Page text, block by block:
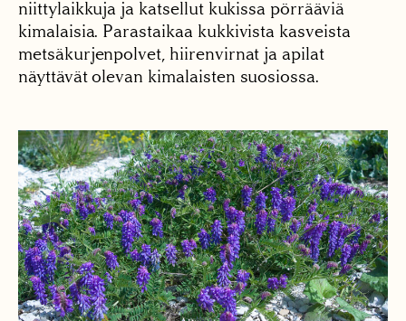
niittylaikkuja ja katsellut kukissa pörrääviä
kimalaisia. Parastaikaa kukkivista kasveista
metsäkurjenpolvet, hiirenvirnat ja apilat
näyttävät olevan kimalaisten suosiossa.